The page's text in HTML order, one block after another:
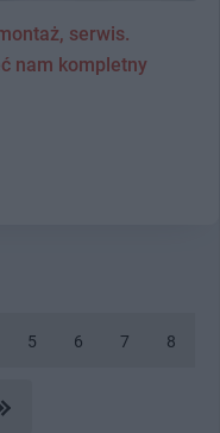
serwis.
nam kompletny
5 6 7 8